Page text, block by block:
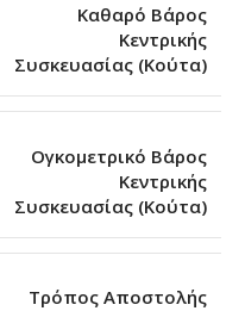
Καθαρό Βάρος
Κεντρικής
Συσκευασίας (Κούτα)
Ογκομετρικό Βάρος
Κεντρικής
Συσκευασίας (Κούτα)
Τρόπος Αποστολής